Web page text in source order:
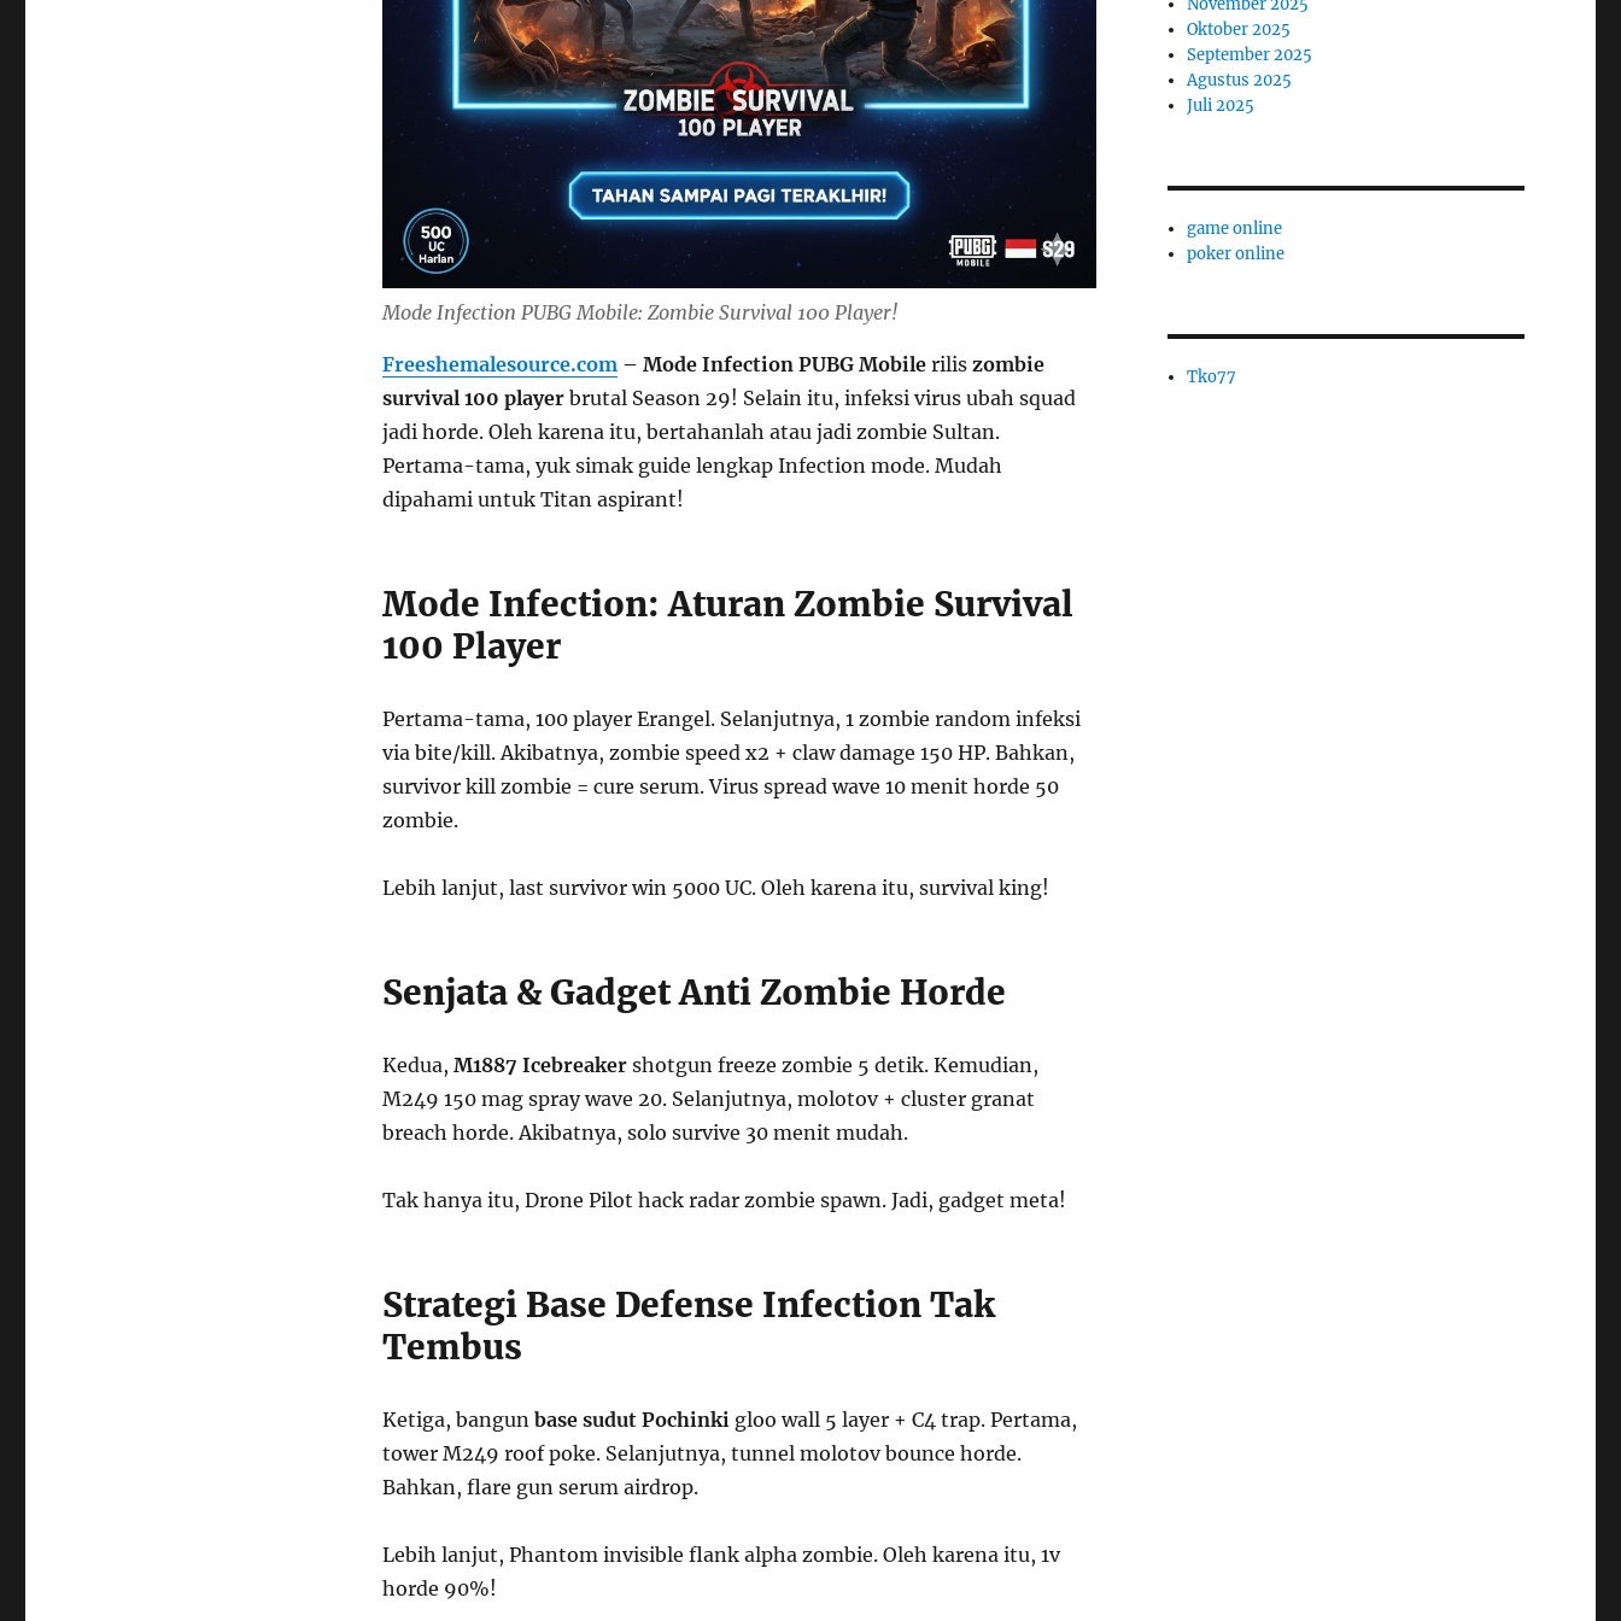
Mode Infection PUBG Mobile: Zombie Survival 100 Player!
Freeshemalesource.com– Mode Infection PUBG Mobilerilis zombie
survival 100 playerbrutal Season 29! Selain itu, infeksi virus ubah squad
jadi horde. Oleh karena itu, bertahanlah atau jadi zombie Sultan.
Pertama-tama, yuk simak guide lengkap Infection mode. Mudah
dipahami untuk Titan aspirant!
Mode Infection: Aturan Zombie Survival
100 Player
Pertama-tama, 100 player Erangel. Selanjutnya, 1 zombie random infeksi
via bite/kill. Akibatnya, zombie speed x2 + claw damage 150 HP. Bahkan,
survivor kill zombie = cure serum. Virus spread wave 10 menit horde 50
zombie.
Lebih lanjut, last survivor win 5000 UC. Oleh karena itu, survival king!
Senjata & Gadget Anti Zombie Horde
Kedua, M1887 Icebreakershotgun freeze zombie 5 detik. Kemudian,
M249 150 mag spray wave 20. Selanjutnya, molotov + cluster granat
breach horde. Akibatnya, solo survive 30 menit mudah.
Tak hanya itu, Drone Pilot hack radar zombie spawn. Jadi, gadget meta!
Strategi Base Defense Infection Tak
Tembus
Ketiga, bangun base sudut Pochinkigloo wall 5 layer + C4 trap. Pertama,
tower M249 roof poke. Selanjutnya, tunnel molotov bounce horde.
Bahkan, flare gun serum airdrop.
Lebih lanjut, Phantom invisible flank alpha zombie. Oleh karena itu, 1v
horde 90%!
November 2025
Oktober 2025
September 2025
Agustus 2025
Juli 2025
game online
poker online
Tko77